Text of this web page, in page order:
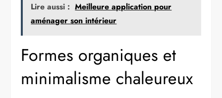
Lire aussi : Meilleure application pour
aménager son intérieur
Formes organiques et
minimalisme chaleureux